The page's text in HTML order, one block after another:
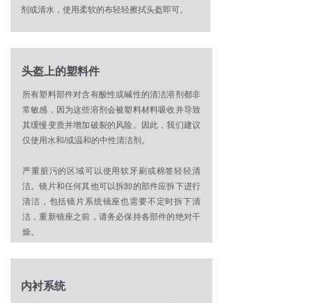
剂或清水，使用柔软的布轻轻擦拭头盔即可。
所有塑料部件对含有酸性或碱性的清洁溶剂都非
常敏感，因为这些溶剂会被塑料材料吸收并导致
其缓慢变质并增加破裂的风险。因此，我们建议
仅使用水和/或温和的中性清洁剂。
严重脏污的区域可以使用软牙刷或棉签轻轻清
洁。镜片和任何其他可以拆卸的部件应拆下进行
清洁，包括镜片系统镜座也需要不定时拆下清
洁，重新镜座之前，请务必保持各部件的绝对干
燥。
头盔上的塑料件
内衬系统